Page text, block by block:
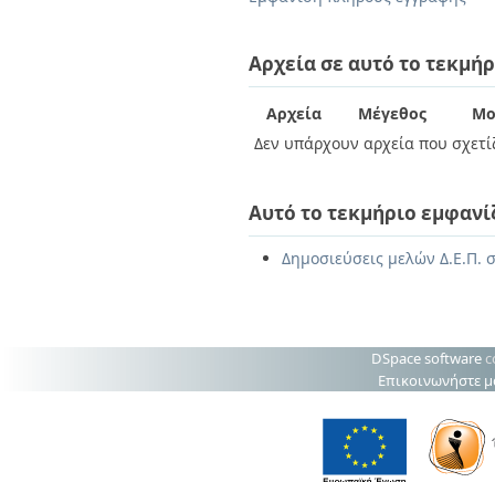
Αρχεία σε αυτό το
Αρχεία Μέγεθος
Δεν υπάρχουν αρχεία που
Αυτό το τεκμήριο
Δημοσιεύσεις μελών Δ.Ε.Π.
DSpace software
Επικοινωνήστε